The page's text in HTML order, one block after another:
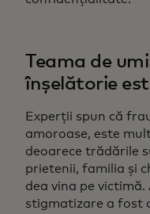
Teama de
înșelătorie
Experții spun că
amoroase, este
deoarece trădările
prietenii, familia și
dea vina pe
stigmatizare a fost